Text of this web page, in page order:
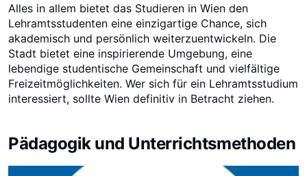
Alles in allem bietet das Studieren in Wien den
Lehramtsstudenten eine einzigartige Chance, sich
akademisch und persönlich weiterzuentwickeln. Die
Stadt bietet eine inspirierende Umgebung, eine
lebendige studentische Gemeinschaft und vielfältige
Freizeitmöglichkeiten. Wer sich für ein Lehramtsstudium
interessiert, sollte Wien definitiv in Betracht ziehen.
Pädagogik und Unterrichtsmethoden